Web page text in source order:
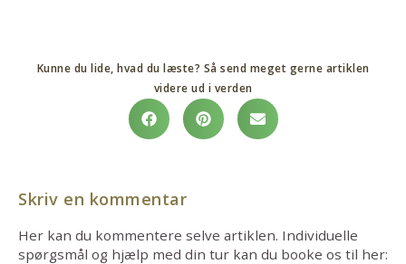
Kunne du lide, hvad du læste? Så send meget gerne artiklen
videre ud i verden
Skriv en kommentar
Her kan du kommentere selve artiklen. Individuelle
spørgsmål og hjælp med din tur kan du booke os til her: